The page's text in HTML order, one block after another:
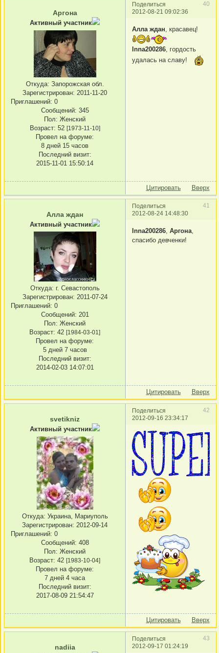
Поделиться
40
2012-08-21 09:02:36
Аргона
Активный участник
Откуда: Запорожская обл.
Зарегистрирован: 2011-11-20
Приглашений: 0
Сообщений: 345
Пол: Женский
Возраст: 52 [1973-11-10]
Провел на форуме:
8 дней 15 часов
Последний визит:
2015-11-01 15:50:14
Алла ждан , красавец!
Inna200286 , гордость
удалась на славу!
Цитировать Вверх
Поделиться
41
2012-08-24 14:48:30
Алла ждан
Активный участник
Откуда: г. Севастополь
Зарегистрирован: 2011-07-24
Приглашений: 0
Сообщений: 201
Пол: Женский
Возраст: 42 [1984-03-01]
Провел на форуме:
5 дней 7 часов
Последний визит:
2014-02-03 14:07:01
Inna200286 Аргона
спасибо девченки!
Цитировать Вверх
Поделиться
42
2012-09-16 23:34:17
svetikniz
Активный участник
Откуда: Украина, Мариуполь
Зарегистрирован: 2012-09-14
Приглашений: 0
Сообщений: 408
Пол: Женский
Возраст: 42 [1983-10-04]
Провел на форуме:
7 дней 4 часа
Последний визит:
2017-08-09 21:54:47
Цитировать Вверх
Поделиться
43
2012-09-17 01:24:19
nadiia